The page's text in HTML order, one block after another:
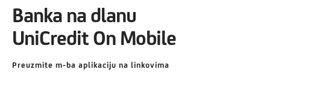
Banka na dlanu
UniCredit On Mobile
Preuzmite m-ba aplikaciju na linkovima